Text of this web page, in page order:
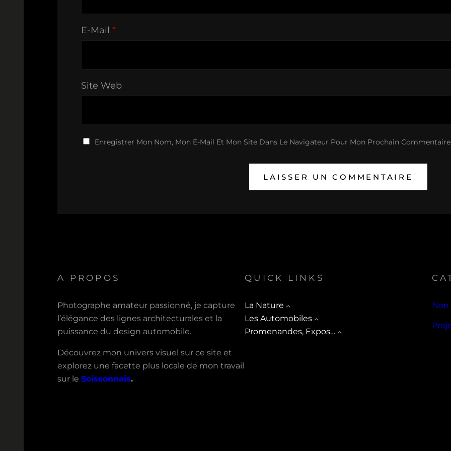
E-Mail*
Site Web
Enregistrer Mon Nom, Mon E-Mail Et Mon Site Dans Le Navigateur Pour Mon Prochain
A PROPOS
Photographe amateur passionné, je capture
l’élégance des lignes architecturales et la
puissance du design automobile.
Découvrez mon univers visuel sur ce site et
explorez une facette plus locale de mon travail
sur leSoissonnais.
QUICK LINKS
La Nature
Les Automobiles
Promenandes, Expos…
Non